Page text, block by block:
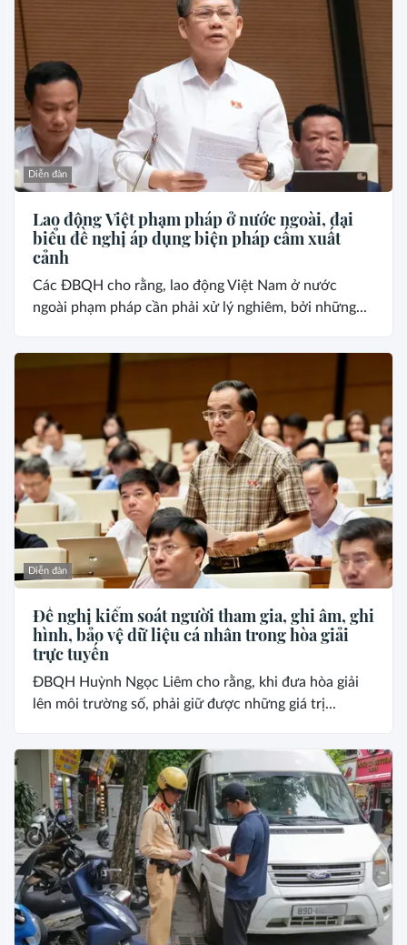
Diễn đàn
Lao động Việt phạm pháp ở nước ngoài, đại
biểu đề nghị áp dụng biện pháp cấm xuất
cảnh
Các ĐBQH cho rằng, lao động Việt Nam ở nước
ngoài phạm pháp cần phải xử lý nghiêm, bởi những...
Diễn đàn
Đề nghị kiểm soát người tham gia, ghi âm, ghi
hình, bảo vệ dữ liệu cá nhân trong hòa giải
trực tuyến
ĐBQH Huỳnh Ngọc Liêm cho rằng, khi đưa hòa giải
lên môi trường số, phải giữ được những giá trị...